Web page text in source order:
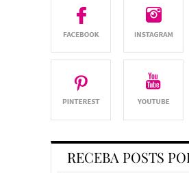
RECEBA POSTS